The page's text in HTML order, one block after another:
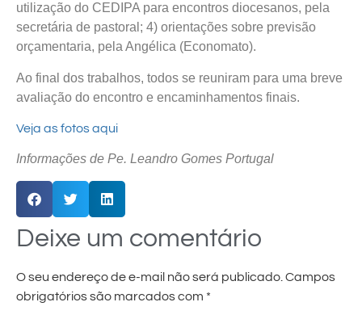
utilização do CEDIPA para encontros diocesanos, pela
secretária de pastoral; 4) orientações sobre previsão
orçamentaria, pela Angélica (Economato).
Ao final dos trabalhos, todos se reuniram para uma breve
avaliação do encontro e encaminhamentos finais.
Veja as fotos aqui
Informações de Pe. Leandro Gomes Portugal
Deixe um comentário
O seu endereço de e-mail não será publicado. Campos
obrigatórios são marcados com *